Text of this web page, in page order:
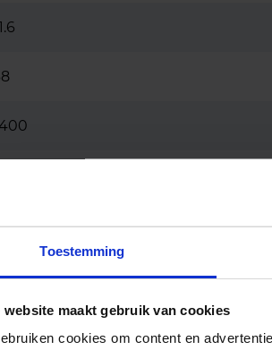
Toestemming
website maakt gebruik van cookies
cookies om content en
| Daglicht